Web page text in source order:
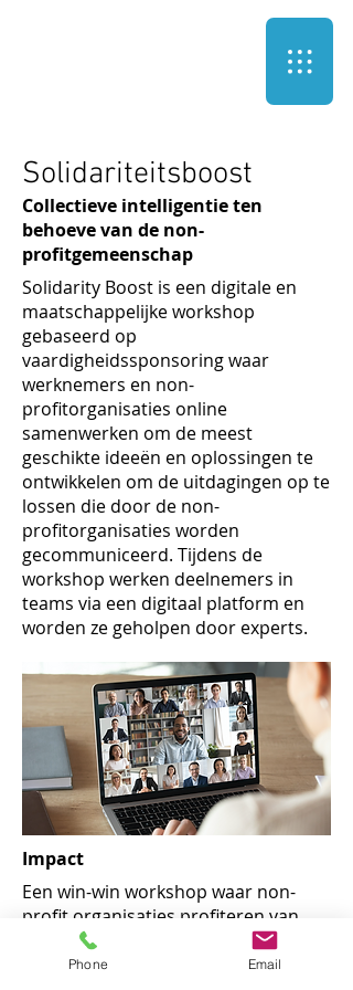
Solidariteitsboost
Collectieve intelligentie ten
behoeve van de non-
profitgemeenschap
Solidarity Boost is een digitale en
maatschappelijke workshop
gebaseerd op
vaardigheidssponsoring waar
werknemers en non-
profitorganisaties online
samenwerken om de meest
geschikte ideeën en oplossingen te
ontwikkelen om de uitdagingen op te
lossen die door de non-
profitorganisaties worden
gecommuniceerd. Tijdens de
workshop werken deelnemers in
teams via een digitaal platform en
worden ze geholpen door experts.
​Impact
Een win-win workshop waar non-
profit organisaties profiteren van
collectieve intelligentie
overdracht en
corporate werknemers van een
Phone Email